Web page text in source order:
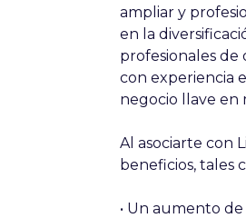
ampliar y
en la
profesionales de
con experiencia
negocio llave en
Al asociarte con
beneficios, tales
• Un aumento